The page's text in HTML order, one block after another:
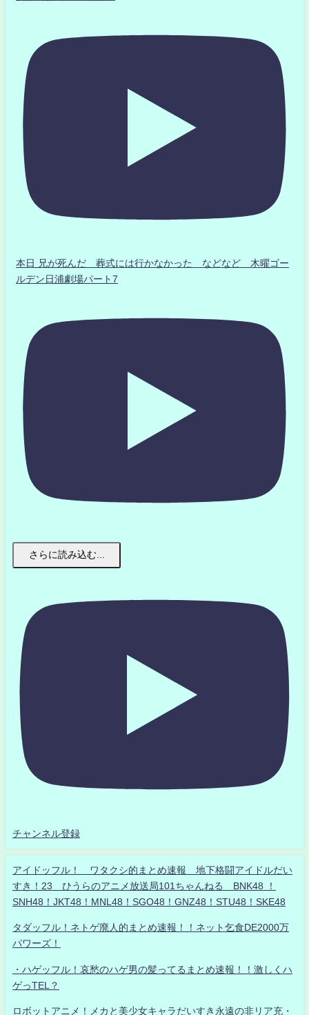
本日 兄が死んだ 葬式には行かなかった などなど 木曜ゴー
ルデン日浦劇場パート7
さらに読み込む...
チャンネル登録
アイドッフル！ ワタクシ的まとめ速報 地下格闘アイドルだい
すき！23 ひうらのアニメ放送局101ちゃんねる BNK48 ！
SNH48！JKT48！MNL48！SGO48！GNZ48！STU48！SKE48
タダッフル！ネトゲ廃人的まとめ速報！！ネット乞食DE2000万
パワーズ！
・ハゲッフル！哀愁のハゲ男の髪ってるまとめ速報！！激しくハ
ゲっTEL？
ロボットアニメ！メカと美少女キャラだいすき永遠の非リア充・